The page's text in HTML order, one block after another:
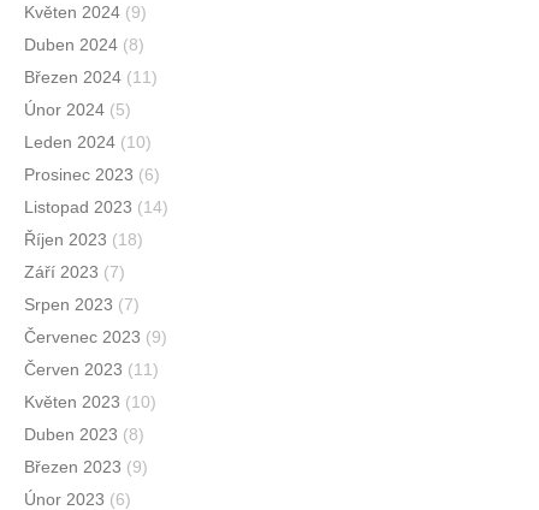
Květen 2024 (9)
Duben 2024 (8)
Březen 2024 (11)
Únor 2024 (5)
Leden 2024 (10)
Prosinec 2023 (6)
Listopad 2023 (14)
Říjen 2023 (18)
Září 2023 (7)
Srpen 2023 (7)
Červenec 2023 (9)
Červen 2023 (11)
Květen 2023 (10)
Duben 2023 (8)
Březen 2023 (9)
Únor 2023 (6)